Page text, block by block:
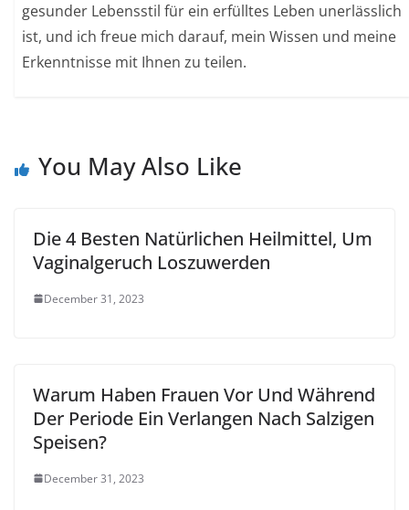
gesunder Lebensstil für ein erfülltes Leben unerlässlich
ist, und ich freue mich darauf, mein Wissen und meine
Erkenntnisse mit Ihnen zu teilen.
You May Also Like
Die 4 Besten Natürlichen Heilmittel, Um
Vaginalgeruch Loszuwerden
December 31, 2023
Warum Haben Frauen Vor Und Während
Der Periode Ein Verlangen Nach Salzigen
Speisen?
December 31, 2023